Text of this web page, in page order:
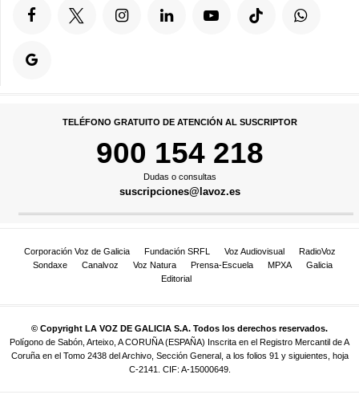
TELÉFONO GRATUITO DE ATENCIÓN AL SUSCRIPTOR
900 154 218
Dudas o consultas
suscripciones@lavoz.es
Corporación Voz de Galicia Fundación SRFL Voz Audiovisual
RadioVoz
Sondaxe
Canalvoz Voz Natura Prensa-Escuela MPXA
Galicia
Editorial
© Copyright LA VOZ DE GALICIA S.A. Todos los derechos reservados.
Polígono de Sabón, Arteixo, A CORUÑA (ESPAÑA) Inscrita en el Registro Mercantil de A
Coruña en el Tomo 2438 del Archivo, Sección General, a los folios 91 y siguientes, hoja
C-2141. CIF: A-15000649.